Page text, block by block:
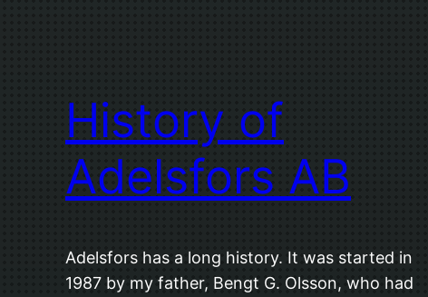
History of
Adelsfors AB
Adelsfors has a long history. It was started in
1987 by my father, Bengt G. Olsson, who had